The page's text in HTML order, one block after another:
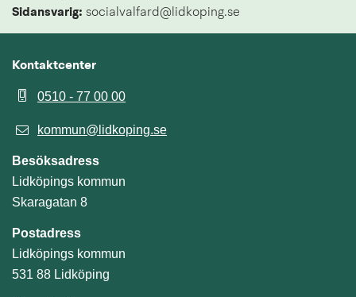
Sidansvarig: socialvalfard@lidkoping.se
Kontaktcenter
0510 - 77 00 00
kommun@lidkoping.se
Besöksadress
Lidköpings kommun
Skaragatan 8
Postadress
Lidköpings kommun
531 88 Lidköping